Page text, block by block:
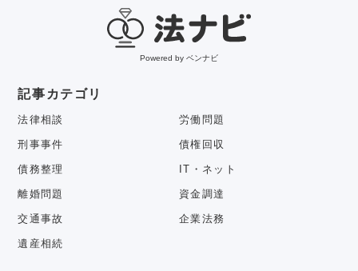
Powered by ベンナビ
記事カテゴリ
法律相談 労働問題
刑事事件 債権回収
債務整理 IT・ネット
離婚問題 資金調達
交通事故 企業法務
遺産相続